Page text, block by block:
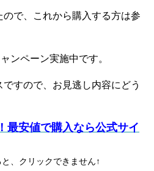
で、これから購入する方は参
ンペーン実施中です。
すので、お見逃し内容にどう
最安値で購入なら公式サイ
、クリックできません↑